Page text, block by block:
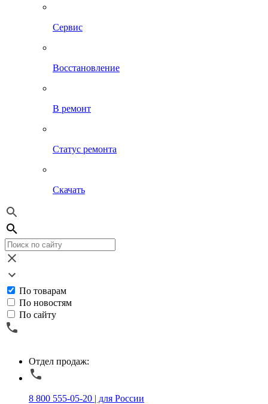
Сервис
Восстановление
В ремонт
Статус ремонта
Скачать
По товарам
По новостям
По сайту
Отдел продаж:
8 800 555-05-20 | для России